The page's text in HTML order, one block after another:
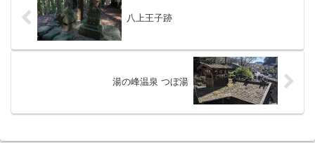
八上王子跡
湯の峰温泉 つぼ湯